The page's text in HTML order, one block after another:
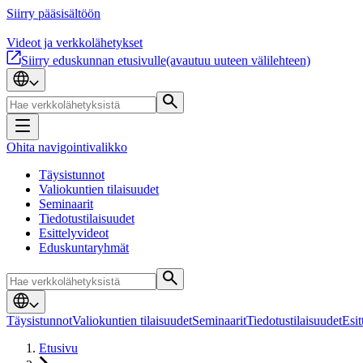
Siirry pääsisältöön
Videot ja verkkolähetykset
Siirry eduskunnan etusivulle(avautuu uuteen välilehteen)
Ohita navigointivalikko
Täysistunnot
Valiokuntien tilaisuudet
Seminaarit
Tiedotustilaisuudet
Esittelyvideot
Eduskuntaryhmät
TäysistunnotValiokuntien tilaisuudetSeminaaritTiedotustilaisuudet
Etusivu